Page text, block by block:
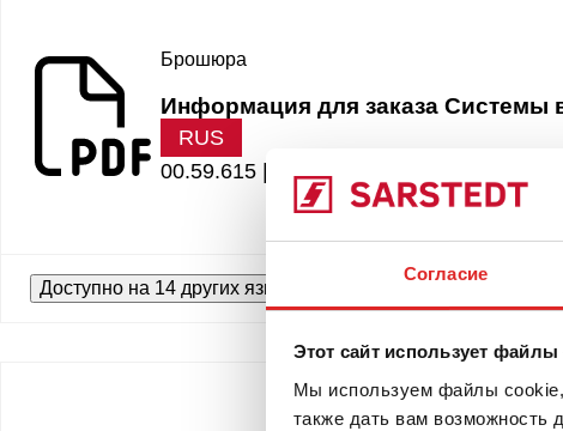
Согласие
Этот сайт использует файлы
Мы используем файлы cookie,
также дать вам
Брошюра
Информация для заказа Системы
RUS
00.59.615 |
9.46 MB
Доступно на 14 других языках